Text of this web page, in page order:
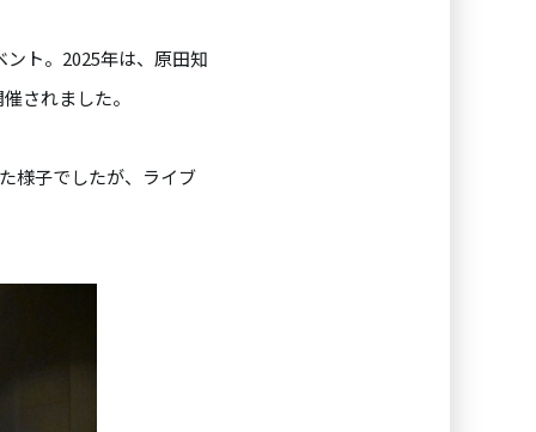
ト。2025年は、原田知
されました。
様子でしたが、ライブ